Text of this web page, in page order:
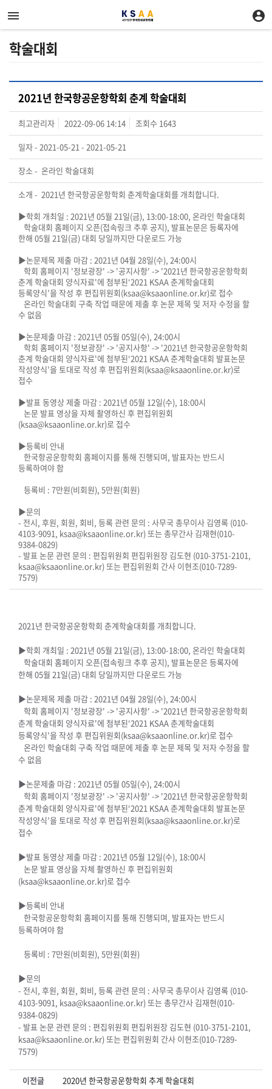
학술대회
2021년 한국항공운항학회 춘계 학술대회
최고관리자 2022-09-06 14:14 조회수 1643
일자 - 2021-05-21 - 2021-05-21
장소 - 온라인 학술대회
소개 - 2021년 한국항공운항학회 춘계학술대회를 개최합니다.
▶학회 개최일 : 2021년 05월 21일(금), 13:00-18:00, 온라인 학술대회
학술대회 홈페이지 오픈(접속링크 추후 공지), 발표논문은 등록자에
한해 05월 21일(금) 대회 당일까지만 다운로드 가능
▶논문제목 제출 마감 : 2021년 04월 28일(수), 24:00시
학회 홈페이지 '정보광장' -> '공지사항' -> '2021년 한국항공운항학회
춘계 학술대회 양식자료'에 첨부된‘2021 KSAA 춘계학술대회
등록양식’을 작성 후 편집위원회(ksaa@ksaaonline.or.kr)로 접수
온라인 학술대회 구축 작업 때문에 제출 후 논문 제목 및 저자 수정을 할
수 없음
▶논문제출 마감 : 2021년 05월 05일(수), 24:00시
학회 홈페이지 '정보광장' -> '공지사항' -> '2021년 한국항공운항학회
춘계 학술대회 양식자료'에 첨부된‘2021 KSAA 춘계학술대회 발표논문
작성양식’을 토대로 작성 후 편집위원회(ksaa@ksaaonline.or.kr)로
접수
▶발표 동영상 제출 마감 : 2021년 05월 12일(수), 18:00시
논문 발표 영상을 자체 촬영하신 후 편집위원회
(ksaa@ksaaonline.or.kr)로 접수
▶등록비 안내
한국항공운항학회 홈페이지를 통해 진행되며, 발표자는 반드시
등록하여야 함
등록비 : 7만원(비회원), 5만원(회원)
▶문의
- 전시, 후원, 회원, 회비, 등록 관련 문의 : 사무국 총무이사 김영록 (010-
4103-9091, ksaa@ksaaonline.or.kr) 또는 총무간사 김재현(010-
9384-0829)
- 발표 논문 관련 문의 : 편집위원회 편집위원장 김도현 (010-3751-2101,
ksaa@ksaaonline.or.kr) 또는 편집위원회 간사 이현조(010-7289-
7579)
2021년 한국항공운항학회 춘계학술대회를 개최합니다.
▶학회 개최일 : 2021년 05월 21일(금), 13:00-18:00, 온라인 학술대회
학술대회 홈페이지 오픈(접속링크 추후 공지), 발표논문은 등록자에
한해 05월 21일(금) 대회 당일까지만 다운로드 가능
▶논문제목 제출 마감 : 2021년 04월 28일(수), 24:00시
학회 홈페이지 '정보광장' -> '공지사항' -> '2021년 한국항공운항학회
춘계 학술대회 양식자료'에 첨부된‘2021 KSAA 춘계학술대회
등록양식’을 작성 후 편집위원회(ksaa@ksaaonline.or.kr)로 접수
온라인 학술대회 구축 작업 때문에 제출 후 논문 제목 및 저자 수정을 할
수 없음
▶논문제출 마감 : 2021년 05월 05일(수), 24:00시
학회 홈페이지 '정보광장' -> '공지사항' -> '2021년 한국항공운항학회
춘계 학술대회 양식자료'에 첨부된‘2021 KSAA 춘계학술대회 발표논문
작성양식’을 토대로 작성 후 편집위원회(ksaa@ksaaonline.or.kr)로
접수
▶발표 동영상 제출 마감 : 2021년 05월 12일(수), 18:00시
논문 발표 영상을 자체 촬영하신 후 편집위원회
(ksaa@ksaaonline.or.kr)로 접수
▶등록비 안내
한국항공운항학회 홈페이지를 통해 진행되며, 발표자는 반드시
등록하여야 함
등록비 : 7만원(비회원), 5만원(회원)
▶문의
- 전시, 후원, 회원, 회비, 등록 관련 문의 : 사무국 총무이사 김영록 (010-
4103-9091, ksaa@ksaaonline.or.kr) 또는 총무간사 김재현(010-
9384-0829)
- 발표 논문 관련 문의 : 편집위원회 편집위원장 김도현 (010-3751-2101,
ksaa@ksaaonline.or.kr) 또는 편집위원회 간사 이현조(010-7289-
7579)
이전글 2020년 한국항공운항학회 추계 학술대회